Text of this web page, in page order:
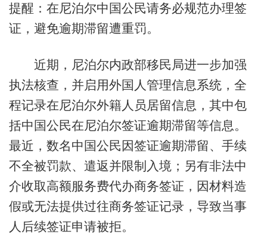
提醒：在尼泊尔中国公民请务必规范办理签
证，避免逾期滞留遭重罚。
近期，尼泊尔内政部移民局进一步加强
执法核查，并启用外国人管理信息系统，全
程记录在尼泊尔外籍人员居留信息，其中包
括中国公民在尼泊尔签证逾期滞留等信息。
最近，数名中国公民因签证逾期滞留、手续
不全被罚款、遣返并限制入境；另有非法中
介收取高额服务费代办商务签证，因材料造
假或无法提供过往商务签证记录，导致当事
人后续签证申请被拒。